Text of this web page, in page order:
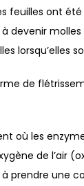
feuilles ont été
devenir
lorsqu’elles
de
où les
de l’air
prendre une